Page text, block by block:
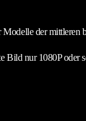
der mittleren
Bild nur 1080P oder